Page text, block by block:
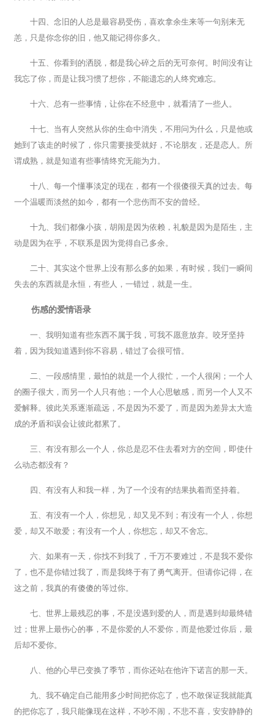
十四、念旧的人总是最容易受伤，喜欢拿余生来等一句别来无
恙，只是你念你的旧，他又能记得你多久。
十五、你看到的洒脱，都是我心碎之后的无可奈何。时间没有让
我忘了你，而是让我习惯了想你，不能遗忘的人终究难忘。
十六、总有一些事情，让你在不经意中，就看清了一些人。
十七、当有人突然从你的生命中消失，不用问为什么，只是他或
她到了该走的时候了，你只需要接受就好，不论朋友，还是恋人。所
谓成熟，就是知道有些事情终究无能为力。
十八、每一个懂事淡定的现在，都有一个很傻很天真的过去。每
一个温暖而淡然的如今，都有一个悲伤而不安的曾经。
十九、我们都像小孩，胡闹是因为依赖，礼貌是因为是陌生，主
动是因为在乎，不联系是因为觉得自己多余。
二十、其实这个世界上没有那么多的如果，有时候，我们一瞬间
失去的东西就是永恒，有些人，一错过，就是一生。
伤感的爱情语录
一、我明知道有些东西不属于我，可我不愿意放弃。咬牙坚持
着，因为我知道遇到你不容易，错过了会很可惜。
二、一段感情里，最怕的就是一个人很忙，一个人很闲；一个人
的圈子很大，而另一个人只有他；一个人心思敏感，而另一个人又不
爱解释。彼此关系逐渐疏远，不是因为不爱了，而是因为差异太大造
成的矛盾和误会让彼此都累了。
三、有没有那么一个人，你总是忍不住去看对方的空间，即使什
么动态都没有？
四、有没有人和我一样，为了一个没有的结果执着而坚持着。
五、有没有一个人，你想见，却又见不到；有没有一个人，你想
爱，却又不敢爱；有没有一个人，你想忘，却又不舍忘。
六、如果有一天，你找不到我了，千万不要难过，不是我不爱你
了，也不是你错过我了，而是我终于有了勇气离开。但请你记得，在
这之前，我真的有傻傻的等过你。
七、世界上最残忍的事，不是没遇到爱的人，而是遇到却最终错
过；世界上最伤心的事，不是你爱的人不爱你，而是他爱过你后，最
后却不爱你。
八、他的心早已变换了季节，而你还站在他许下诺言的那一天。
九、我不确定自己能用多少时间把你忘了，也不敢保证我就能真
的把你忘了，我只能像现在这样，不吵不闹，不悲不喜，安安静静的